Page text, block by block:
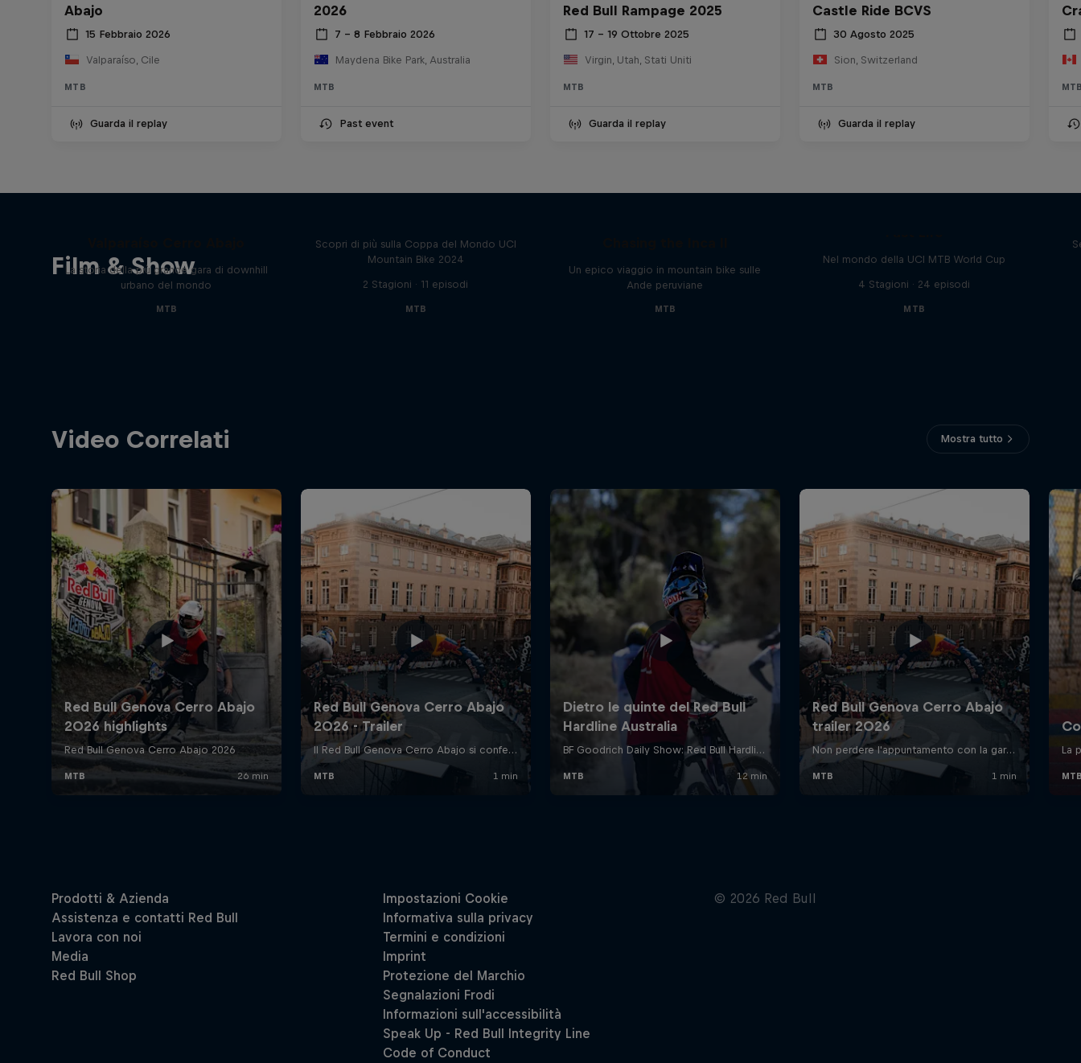
Abajo
15 Febbraio 2026
Valparaíso, Cile
MTB
Guarda il replay
2026
7 – 8 Febbraio 2026
Maydena Bike Park, Australia
MTB
Past event
Red Bull Rampage 2025
17 – 19 Ottobre 2025
Virgin, Utah, Stati Uniti
MTB
Guarda il replay
Castle Ride BCVS
30 Agosto 2025
Sion, Switzerland
MTB
Guarda il replay
Film & Show
La storia della più grande gara di downhill
urbano del mondo
MTB
Scopri di più sulla Coppa del Mondo UCI
Mountain Bike 2024
2 Stagioni · 11 episodi
MTB
Un epico viaggio in mountain bike sulle
Ande peruviane
MTB
Nel mondo della UCI MTB World Cup
4 Stagioni · 24 episodi
MTB
Video Correlati Mostra tutto